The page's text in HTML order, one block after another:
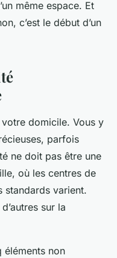
même espace. Et
c’est le début d’un
votre domicile. Vous y
parfois
ne doit pas être une
où les centres de
standards varient.
sur la
non